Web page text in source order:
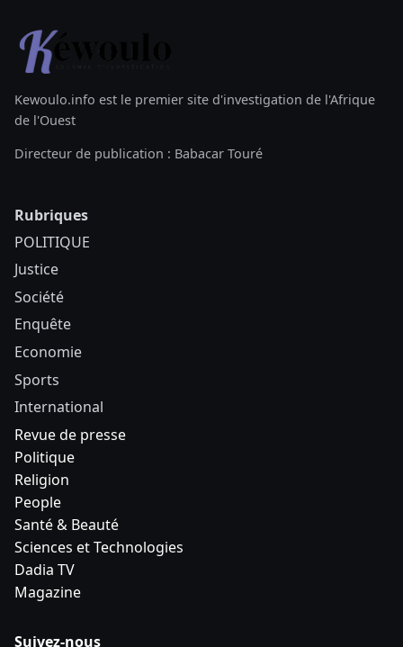
Kewoulo.info est le premier site d'investigation de l'Afrique
de l'Ouest
Directeur de publication : Babacar Touré
Rubriques
POLITIQUE
Justice
Société
Enquête
Economie
Sports
International
Revue de presse
Politique
Religion
People
Santé & Beauté
Sciences et Technologies
Dadia TV
Magazine
Suivez-nous